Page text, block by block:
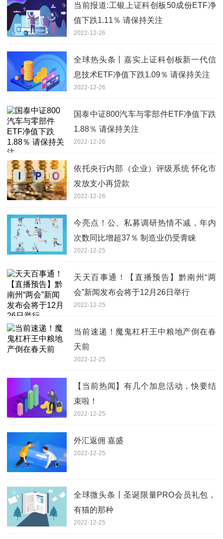
当前报道:工银上证科创板50成份ETF净
值下跌1.11％ 请保持关注
2022-12-26
全球热头条丨嘉实上证科创板新一代信
息技术ETF净值下跌1.09％ 请保持关注
2022-12-26
国泰中证800汽车与零部件ETF净值下跌
1.88％ 请保持关注
2022-12-26
依托央行内部（企业）评级系统 怀化市
发放支小再贷款
2022-12-26
今亮点！公、私募调研热情不减，年内
次数同比增超37％ 制造业仍受青睐
2022-12-25
天天百事通！【直播预告】黔南州“两
会”新闻发布会将于12月26日举行
2022-12-25
当前速递！魔鬼杠杆王中粮地产倒在春
天前
2022-12-25
【当前热闻】有几个加息活动，快要结
束啦！
2022-12-25
外汇返佣 嘉盛
2022-12-25
全球微头条丨圣诞限量PRO会员礼包，
有猫的那种
2022-12-25